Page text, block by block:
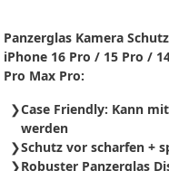
Panzerglas Kamera
iPhone 16 Pro / 15 Pro /
Pro Max Pro:
Case Friendly: Kann
werden
Schutz vor scharfen +
Robuster Panzerglas